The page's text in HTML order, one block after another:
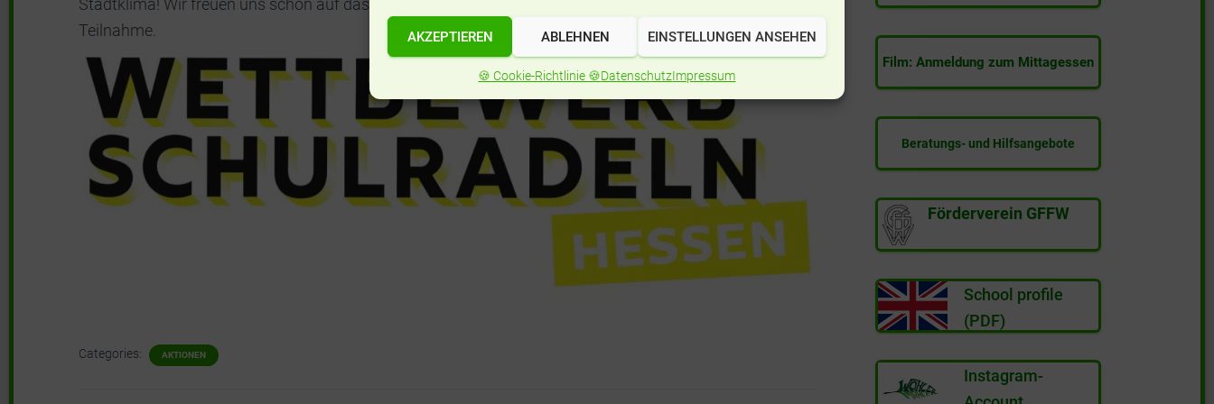
AKZEPTIEREN ABLEHNEN EINSTELLUNGEN ANSEHEN
🍪 Cookie-Richtlinie 🍪DatenschutzImpressum
Teilnahme.
Categories: AKTIONEN
Film: Anmeldung zum Mittagessen
Beratungs- und Hilfsangebote
Förderverein GFFW
School profile
(PDF)
Instagram-